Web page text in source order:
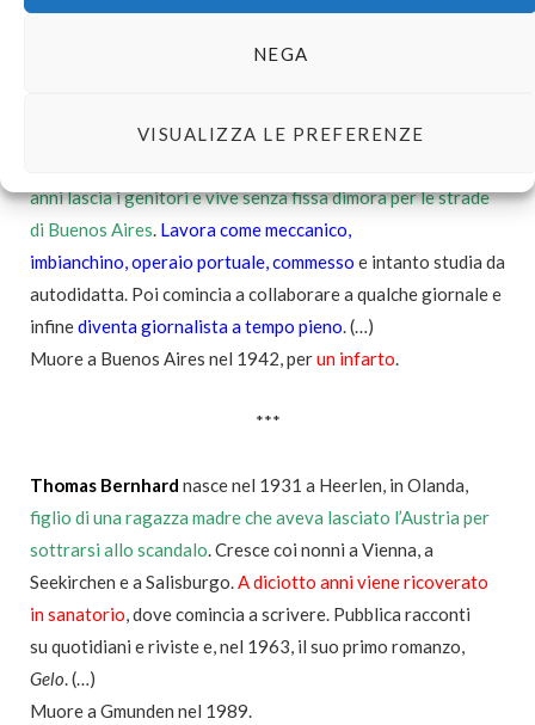
NEGA
VISUALIZZA LE PREFERENZE
immigrati europei (il padre prussiano, severissimo), fin da
anni lascia i genitori e vive senza fissa dimora per le strade
di Buenos Aires. Lavora come meccanico,
imbianchino, operaio portuale, commesso e intanto studia da
autodidatta. Poi comincia a collaborare a qualche giornale e
infinediventa giornalista a tempo pieno. (…)
Muore a Buenos Aires nel 1942, perun infarto.
***
Thomas Bernhard nasce nel 1931 a Heerlen, in Olanda,
figlio di una ragazza madre che aveva lasciato l’Austria per
sottrarsi allo scandalo. Cresce coi nonni a Vienna, a
Seekirchen e a Salisburgo.A diciotto anni viene ricoverato
in sanatorio, dove comincia a scrivere. Pubblica racconti
su quotidiani e riviste e, nel 1963, il suo primo romanzo,
Gelo. (…)
Muore a Gmunden nel 1989.